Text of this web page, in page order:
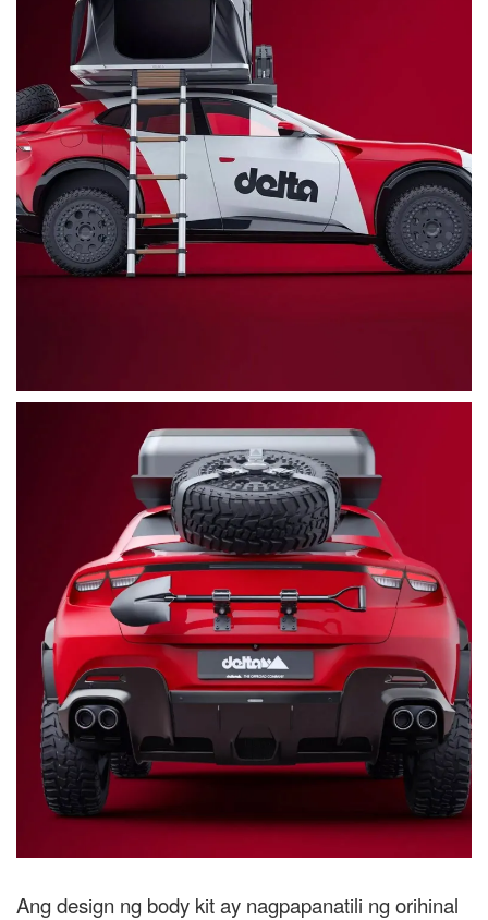
Ang design ng body kit ay nagpapanatili ng orihinal